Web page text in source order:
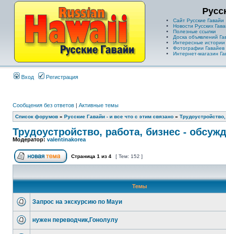
Сайт Русские Гавайи
Новости Русских
Полезные ссылки
Доска объявлений
Интересные истории
Фотографии Гавайев
Интернет-магазин
Вход Регистрация
Сообщения без ответов | Активные темы
Список форумов » Русские Гавайи - и все что с этим связано »
Трудоустройство, работа, бизнес -
Модератор: valentinakorea
Страница 1 из 4 [ Тем: 152 ]
Темы
Запрос на экскурсию по Мауи
нужен переводчик,Гонолулу